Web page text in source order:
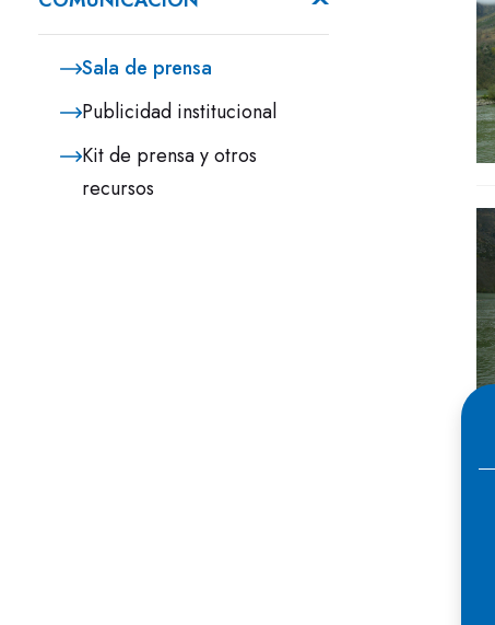
Sala de prensa
Publicidad institucional
Kit de prensa y otros
recursos